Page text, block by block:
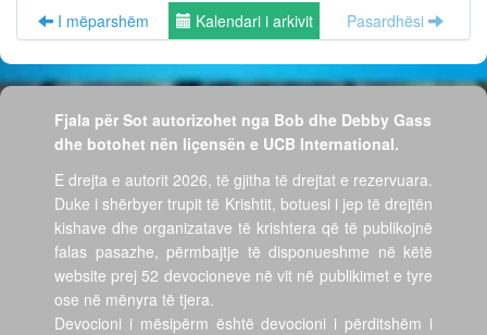
I mëparshëm Kalendari i arkivit Pasardhësi
Fjala për Sot autorizohet nga Bob dhe Debby Gass
dhe botohet nën liçensën e UCB International.
E drejta e autorit 2026, të gjitha të drejtat e rezervuara.
Duke i shërbyer trupit të Krishtit, botuesi i jep të drejtën
kishave dhe organizatave të krishtera që të publikojnë
falas pasazhe, përmbajtje të disponueshme në këtë
website prej 52 devocioneve në vit në publikimet e tyre
ose në mënyra të tjera.
Devocioni i mësipërm është devocioni i përditshëm i